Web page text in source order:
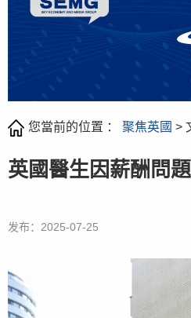
您當前的位置 ： 聚焦英國 >
英國醫生因薪酬問
发布：2025-07-25